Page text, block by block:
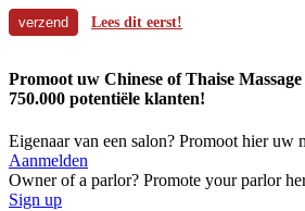
Lees dit eerst!
Promoot uw Chinese of Thaise
750.000 potentiële klanten!
Eigenaar van een salon? Promoot hier uw
Aanmelden
Owner of a parlor? Promote your parlor
Sign up